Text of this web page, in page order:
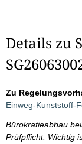
Details zu
Zu
Einweg-Kunststoff-
Bürokratieabbau
Prüfpflicht. Wichtig